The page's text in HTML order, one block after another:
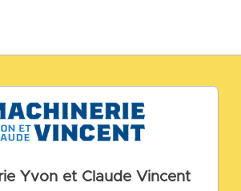
Yvon et Claude Vincent